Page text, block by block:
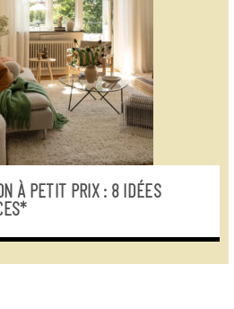
À PETIT PRIX : 8 IDÉES